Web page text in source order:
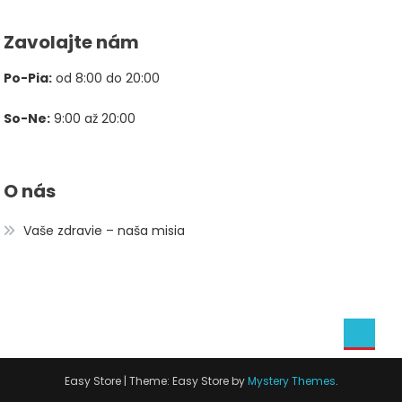
Zavolajte nám
Po-Pia: od 8:00 do 20:00
So-Ne: 9:00 až 20:00
O nás
Vaše zdravie – naša misia
Easy Store | Theme: Easy Store byMystery Themes.